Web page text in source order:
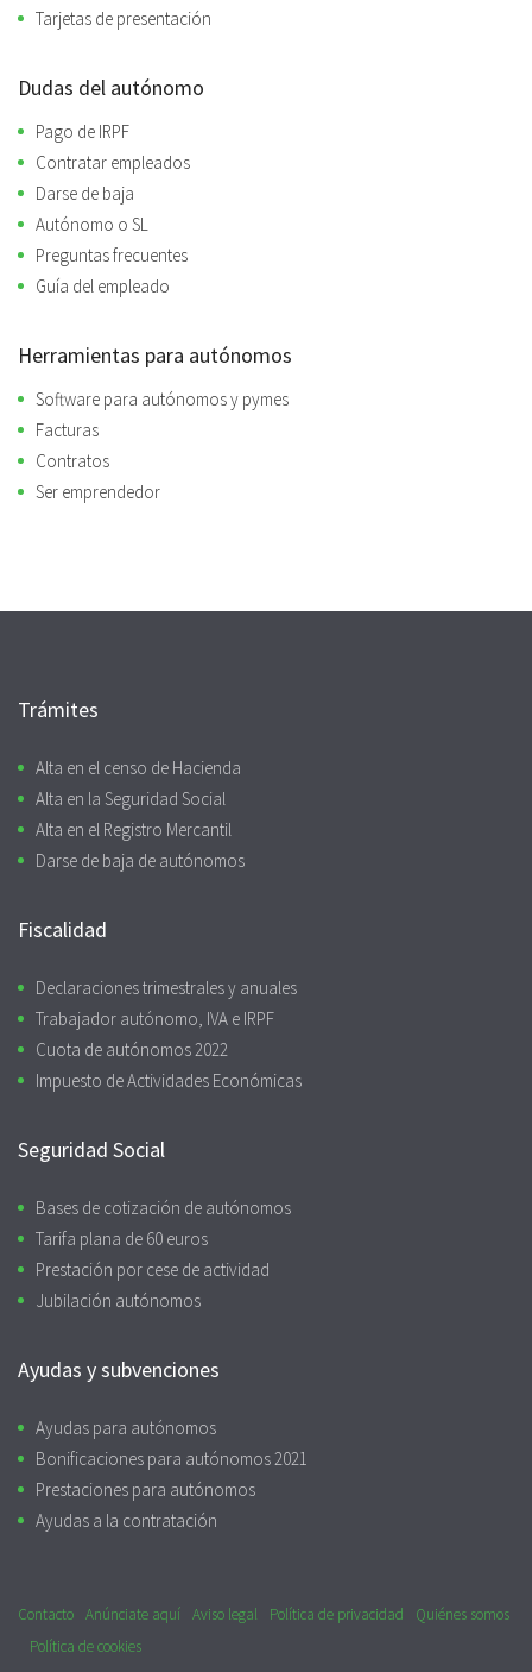
Tarjetas de presentación
Dudas del autónomo
Pago de IRPF
Contratar empleados
Darse de baja
Autónomo o SL
Preguntas frecuentes
Guía del empleado
Herramientas para autónomos
Software para autónomos y pymes
Facturas
Contratos
Ser emprendedor
Trámites
Alta en el censo de Hacienda
Alta en la Seguridad Social
Alta en el Registro Mercantil
Darse de baja de autónomos
Fiscalidad
Declaraciones trimestrales y anuales
Trabajador autónomo, IVA e IRPF
Cuota de autónomos 2022
Impuesto de Actividades Económicas
Seguridad Social
Bases de cotización de autónomos
Tarifa plana de 60 euros
Prestación por cese de actividad
Jubilación autónomos
Ayudas y subvenciones
Ayudas para autónomos
Bonificaciones para autónomos 2021
Prestaciones para autónomos
Ayudas a la contratación
Contacto Anúnciate aquí Aviso legal Política de privacidad
Quiénes somos
Política de cookies